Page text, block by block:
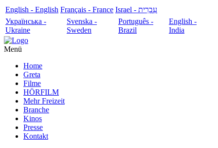
English - English Français - France
עִבְרִית - Israel
Українська -
Ukraine
Svenska -
Sweden
Português -
Brazil
English -
India
Menü
Home
Greta
Filme
HÖRFILM
Mehr Freizeit
Branche
Kinos
Presse
Kontakt